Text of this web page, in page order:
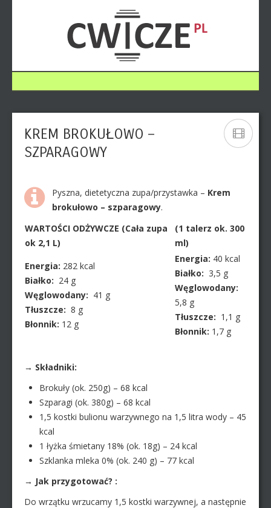
KREM BROKUŁOWO –
SZPARAGOWY
Pyszna, dietetyczna zupa/przystawka – Krem
brokułowo – szparagowy.
WARTOŚCI ODŻYWCZE (Cała zupa
ok 2,1 L)
(1 talerz ok. 300
ml)
Energia: 282 kcal
Białko: 24 g
Węglowodany: 41 g
Tłuszcze: 8 g
Błonnik: 12 g
Energia: 40 kcal
Białko: 3,5 g
Węglowodany:
5,8 g
Tłuszcze: 1,1 g
Błonnik: 1,7 g
→ Składniki:
Brokuły (ok. 250g) – 68 kcal
Szparagi (ok. 380g) – 68 kcal
1,5 kostki bulionu warzywnego na 1,5 litra wody – 45
kcal
1 łyżka śmietany 18% (ok. 18g) – 24 kcal
Szklanka mleka 0% (ok. 240 g) – 77 kcal
→ Jak przygotować? :
Do wrzątku wrzucamy 1,5 kostki warzywnej, a następnie